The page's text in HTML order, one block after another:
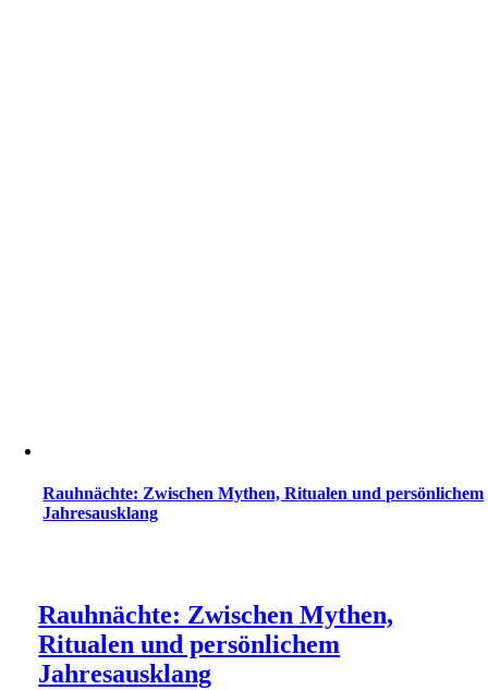
Rauhnächte: Zwischen Mythen, Ritualen und persönlichem
Jahresausklang
Rauhnächte: Zwischen Mythen,
Ritualen und persönlichem
Jahresausklang